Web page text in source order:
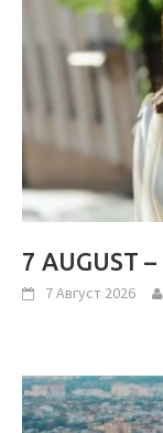
7 AUGUST
7 Август 2026